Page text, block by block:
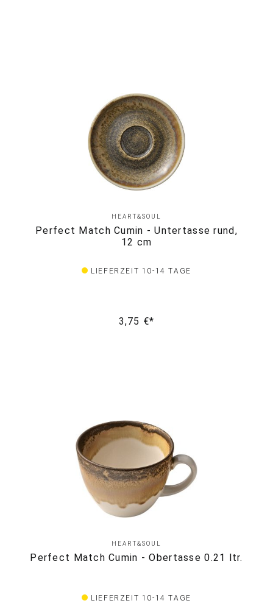
HEART&SOUL
Perfect Match Cumin - Untertasse rund,
12 cm
LIEFERZEIT 10-14 TAGE
3,75 €*
HEART&SOUL
Perfect Match Cumin - Obertasse 0.21 ltr.
LIEFERZEIT 10-14 TAGE